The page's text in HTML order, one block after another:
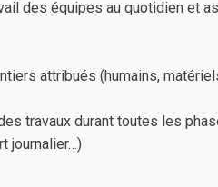
des équipes au quotidien et
attribués (humains,
travaux durant toutes les
journalier…)